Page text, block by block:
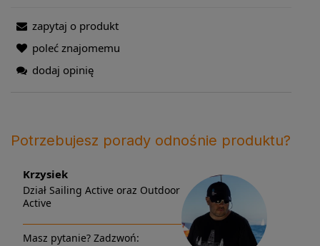
zapytaj o produkt
poleć znajomemu
dodaj opinię
Potrzebujesz porady odnośnie produktu?
Krzysiek
Dział Sailing Active oraz Outdoor
Active
Masz pytanie? Zadzwoń: